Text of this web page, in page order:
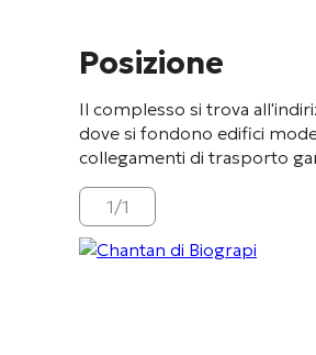
Posizione
Il complesso si trova
dove si fondono edifici
collegamenti di trasporto
1/1